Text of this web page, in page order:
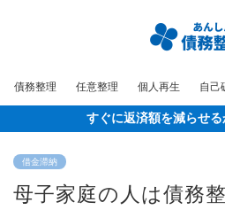
債務整理 任意整理 個人再生 自己
すぐに返済額を減らせ
借金滞納
母子家庭の人は債務